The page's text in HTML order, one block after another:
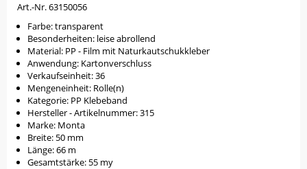
Art.-Nr. 63150056
Farbe: transparent
Besonderheiten: leise abrollend
Material: PP - Film mit Naturkautschukkleber
Anwendung: Kartonverschluss
Verkaufseinheit: 36
Mengeneinheit: Rolle(n)
Kategorie: PP Klebeband
Hersteller - Artikelnummer: 315
Marke: Monta
Breite: 50 mm
Länge: 66 m
Gesamtstärke: 55 my